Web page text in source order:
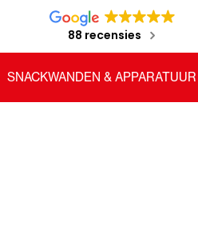
88 recensies
SNACKWANDEN & APPARATUUR